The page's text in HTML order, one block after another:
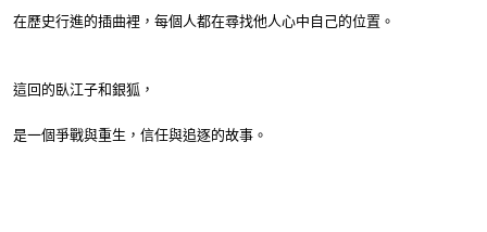
在歷史行進的插曲裡，每個人都在尋找他人心中自己的位置。
這回的臥江子和銀狐，
是一個爭戰與重生，信任與追逐的故事。